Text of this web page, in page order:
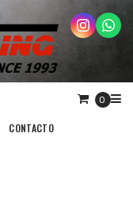
0
CONTACTO